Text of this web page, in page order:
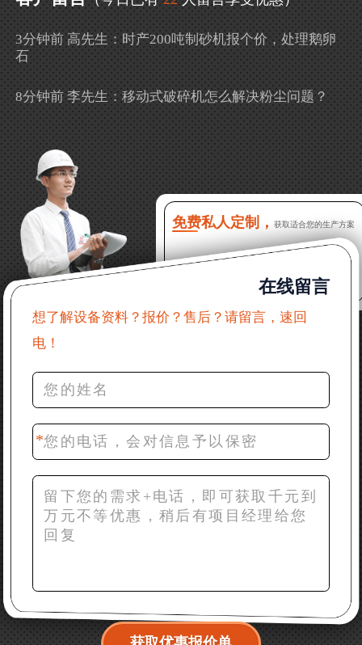
3分钟前 高先生：时产200吨制砂机报个价，处理鹅卵
石
8分钟前 李先生：移动式破碎机怎么解决粉尘问题？
吗？
16分钟前 程先生：破碎生产线出个方案及报价，有什
么售后服务？
22分钟前 郑女士：想了解时产500吨锤破，加工石灰石
31分钟前 吴先生：成套石头破碎设备有吗？给个详细
产品资料
36分钟前 罗先生：每小时100吨左右的鄂破和反击破，
42分钟前 梁先生：膨润土磨到200目，用什么磨粉设
备？
免费私人定制， 获取适合您的生产方案
在线留言
想了解设备资料？报价？售后？请留言，速回
电！